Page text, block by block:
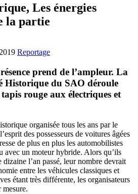
Les énergies
la partie
Reportage
prend de l’ampleur. La
Historique du SAO déroule
tapis rouge aux électriques et
organisée tous les ans par le
des possesseurs de voitures âgées
de plus en plus les automobilistes
avec un moteur hybride. Alors qu’ils
dizaine l’an passé, leur nombre devrait
entre les véhicules classiques et
étant très différente, les organisateurs
mesure.